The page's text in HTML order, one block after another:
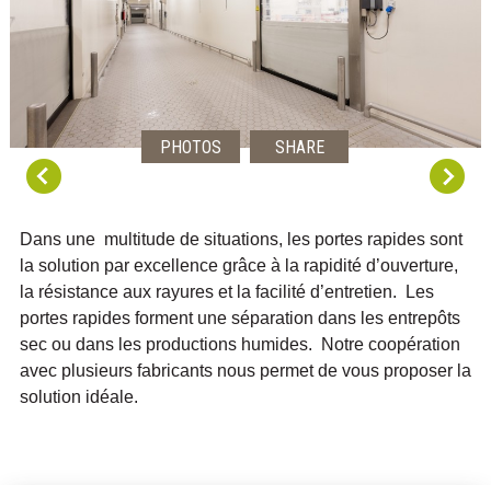
PHOTOS SHARE
Dans une multitude de situations, les portes rapides sont
la solution par excellence grâce à la rapidité d’ouverture,
la résistance aux rayures et la facilité d’entretien. Les
portes rapides forment une séparation dans les entrepôts
sec ou dans les productions humides. Notre coopération
avec plusieurs fabricants nous permet de vous proposer la
solution idéale.